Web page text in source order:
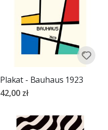
Plakat - Bauhaus 1923
42,00 zł